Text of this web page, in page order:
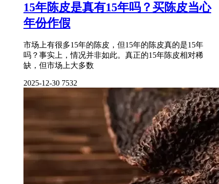
15年陈皮是真有15年吗？买陈皮当心
年份作假
市场上有很多15年的陈皮，但15年的陈皮真的是15年
吗？事实上，情况并非如此。真正的15年陈皮相对稀
缺，但市场上大多数
2025-12-30 7532